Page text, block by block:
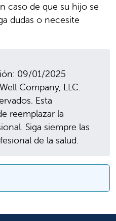
caso de que su hijo se
dudas o necesite
09/01/2025
Company, LLC.
Esta
reemplazar la
Siga siempre las
de la salud.